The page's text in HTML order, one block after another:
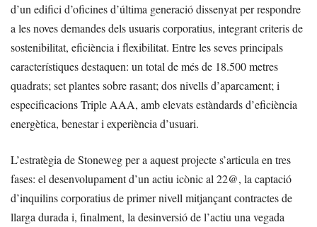
d’un edifici d’oficines d’última generació dissenyat per respondre
a les noves demandes dels usuaris corporatius, integrant criteris de
sostenibilitat, eficiència i flexibilitat. Entre les seves principals
característiques destaquen: un total de més de 18.500 metres
quadrats; set plantes sobre rasant; dos nivells d’aparcament; i
especificacions Triple AAA, amb elevats estàndards d’eficiència
energètica, benestar i experiència d’usuari.
L’estratègia de Stoneweg per a aquest projecte s’articula en tres
fases: el desenvolupament d’un actiu icònic al 22@, la captació
d’inquilins corporatius de primer nivell mitjançant contractes de
llarga durada i, finalment, la desinversió de l’actiu una vegada